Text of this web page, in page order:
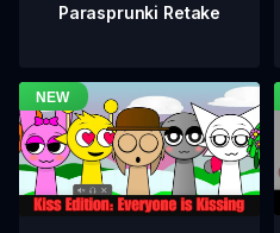
Parasprunki Retake